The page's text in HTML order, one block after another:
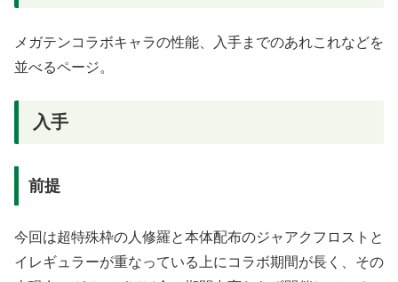
メガテンコラボキャラの性能、入手までのあれこれなどを
並べるページ。
入手
前提
今回は超特殊枠の人修羅と本体配布のジャアクフロストと
イレギュラーが重なっている上にコラボ期間が長く、その